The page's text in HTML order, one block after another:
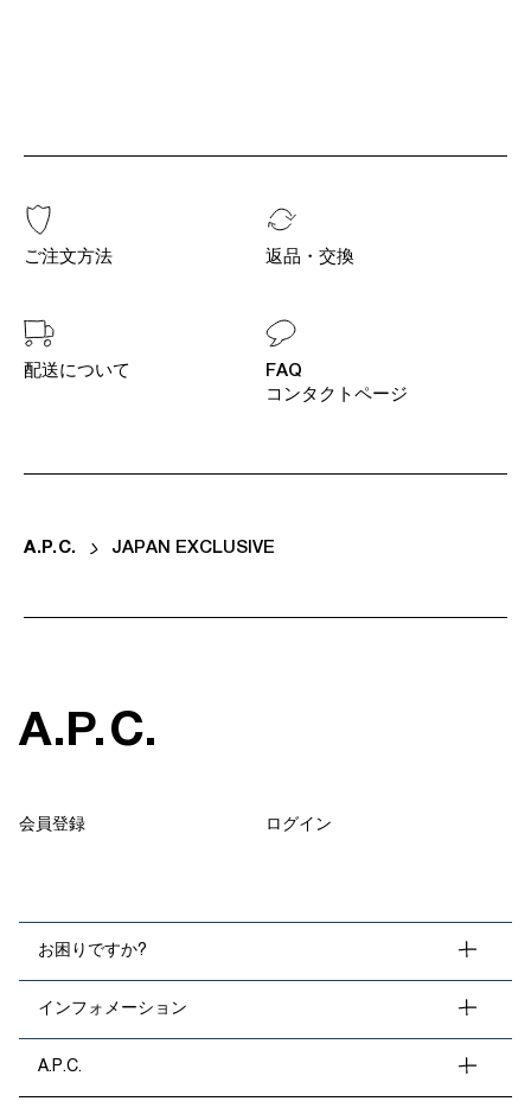
ご注文方法 返品・交換
配送について
FAQ
コンタクトページ
A. P. C. JAPAN EXCLUSIVE
A.P.C.
会員登録 ログイン
お困りですか?
インフォメーション
A.P.C.